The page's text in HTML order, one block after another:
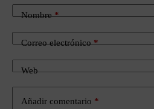
Nombre*
Correo electrónico*
Web
Añadir comentario *